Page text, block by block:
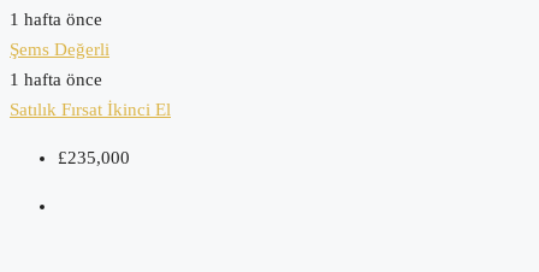
1 hafta önce
Şems Değerli
1 hafta önce
Satılık Fırsat İkinci El
£235,000